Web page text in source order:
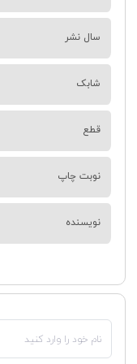
سال نشر
شابک
قطع
نوبت چاپ
نویسنده